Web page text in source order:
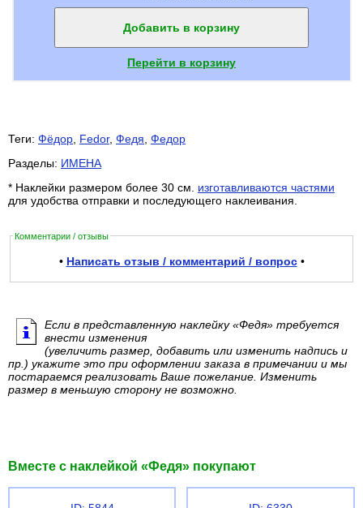
Добавить в корзину
Перейти в корзину
Теги: Фёдор Fedor, Федя Федор
Разделы: ИМЕНА
* Наклейки размером более 30 см. изготавливаются частями
для удобства отправки и последующего наклеивания.
Комментарии / отзывы
• Написать отзыв / комментарий / вопрос•
Если в представленную наклейку «Федя» требуется
внести изменения
(увеличить размер, добавить или изменить надпись и
пр.) укажите это при оформлении заказа в примечании и мы
постараемся реализовать Ваше пожелание. Изменить
размер в меньшую сторону не возможно.
Вместе с наклейкой «Федя» покупают